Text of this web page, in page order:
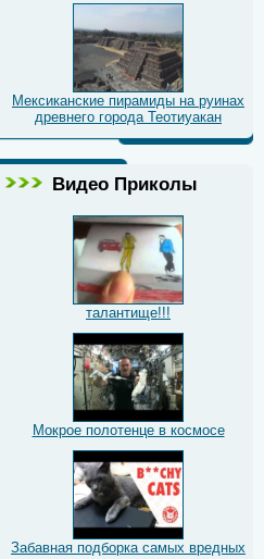
Мексиканские пирамиды на руинах
древнего города Теотиуакан
Видео Приколы
талантище!!!
Мокрое полотенце в космосе
Забавная подборка самых вредных